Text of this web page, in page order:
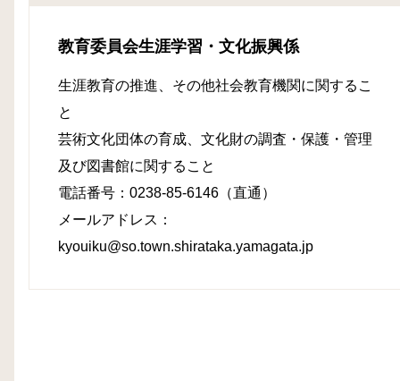
教育委員会生涯学習・文化振興係
生涯教育の推進、その他社会教育機関に関するこ
と
芸術文化団体の育成、文化財の調査・保護・管理
及び図書館に関すること
電話番号：0238-85-6146（直通）
メールアドレス：
kyouiku@so.town.shirataka.yamagata.jp